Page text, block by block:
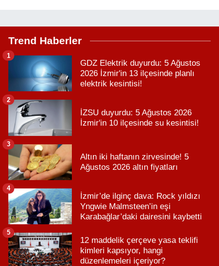
Trend Haberler
GDZ Elektrik duyurdu: 5 Ağustos
2026 İzmir'in 13 ilçesinde planlı
elektrik kesintisi!
1
İZSU duyurdu: 5 Ağustos 2026
İzmir'in 10 ilçesinde su kesintisi!
2
Altın iki haftanın zirvesinde! 5
Ağustos 2026 altın fiyatları
3
İzmir’de ilginç dava: Rock yıldızı
Yngwie Malmsteen’in eşi
Karabağlar’daki dairesini kaybetti
4
12 maddelik çerçeve yasa teklifi
kimleri kapsıyor, hangi
düzenlemeleri içeriyor?
5